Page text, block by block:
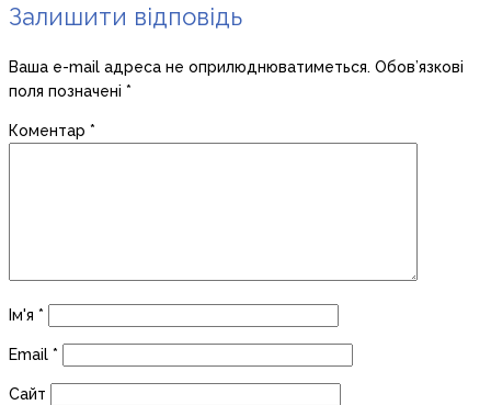
Залишити відповідь
Ваша e-mail адреса не оприлюднюватиметься. Обов’язкові
поля позначені *
Коментар *
Ім'я *
Email *
Сайт